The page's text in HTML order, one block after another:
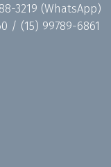
3219 (WhatsApp)
/ (15) 99789-6861